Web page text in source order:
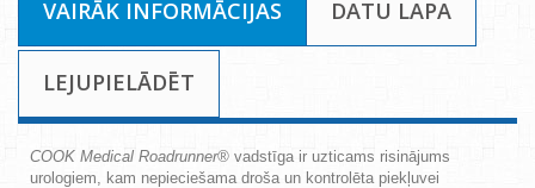
VAIRĀK INFORMĀCIJAS DATU LAPA
LEJUPIELĀDĒT
COOK Medical Roadrunner® vadstīga ir uzticams risinājums
urologiem, kam nepieciešama droša un kontrolēta piekļuvei